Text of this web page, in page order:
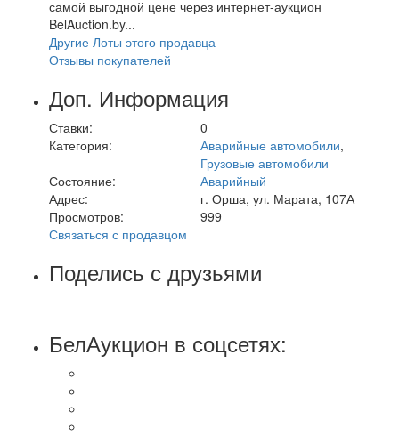
самой выгодной цене через интернет-аукцион
BelAuction.by...
Другие Лоты этого продавца
Отзывы покупателей
Доп. Информация
Ставки:
0
Категория:
Аварийные автомобили,
Грузовые автомобили
Состояние:
Аварийный
Адрес:
г. Орша, ул. Марата, 107А
Просмотров:
999
Связаться с продавцом
Поделись с друзьями
БелАукцион в соцсетях: